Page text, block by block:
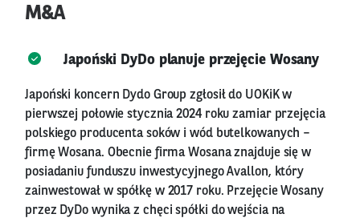
M&A
Japoński DyDo planuje przejęcie Wosany
Japoński koncern Dydo Group zgłosił do UOKiK w
pierwszej połowie stycznia 2024 roku zamiar przejęcia
polskiego producenta soków i wód butelkowanych –
firmę Wosana. Obecnie firma Wosana znajduje się w
posiadaniu funduszu inwestycyjnego Avallon, który
zainwestował w spółkę w 2017 roku. Przejęcie Wosany
przez DyDo wynika z chęci spółki do wejścia na